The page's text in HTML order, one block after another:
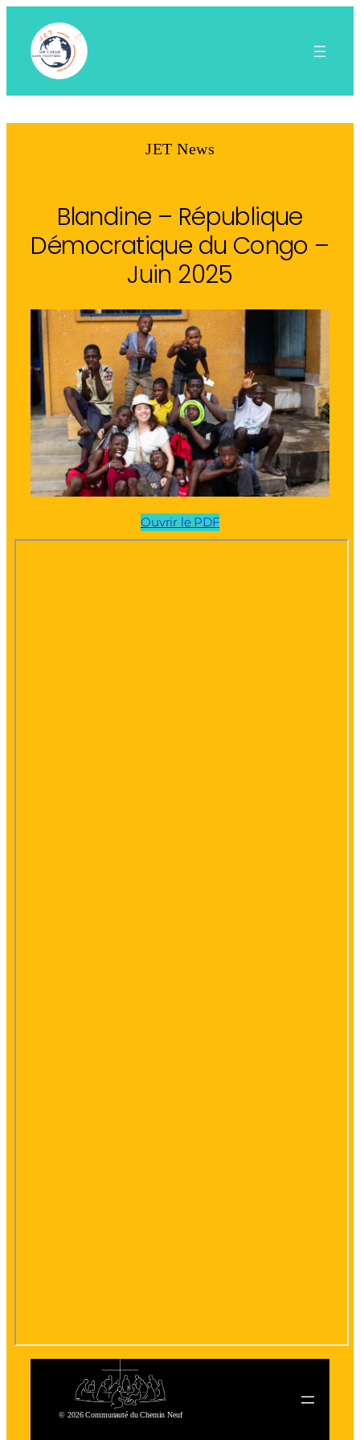
contenu
JET News
Blandine – République
Démocratique du Congo –
Juin 2025
Ouvrir le PDF
© 2026 Communauté du Chemin Neuf